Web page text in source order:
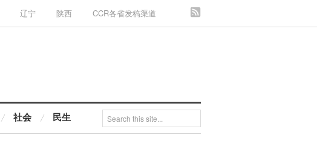
辽宁 陕西 CCR各省发稿渠道
社会 民生